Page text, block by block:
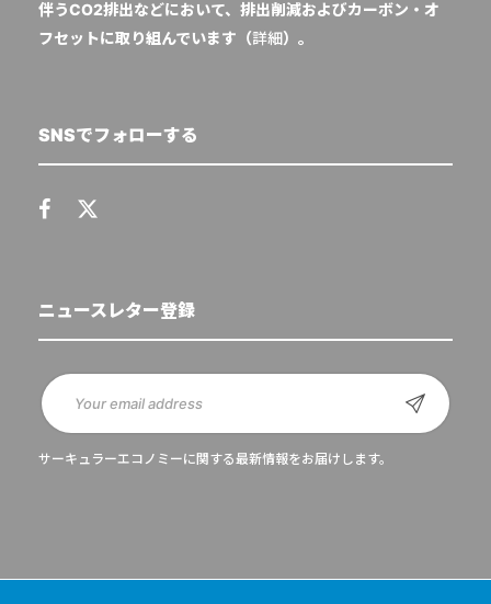
伴うCO2排出などにおいて、排出削減およびカーボン・オ
フセットに取り組んでいます（詳細）。
SNSでフォローする
ニュースレター登録
サーキュラーエコノミーに関する最新情報をお届けします。